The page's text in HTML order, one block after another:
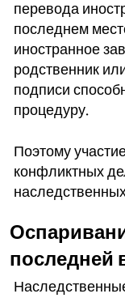
перевода
последнем
иностранное
родственник
подписи
процедуру.
Поэтому
конфликтных
последней